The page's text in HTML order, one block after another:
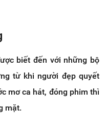
biết đến với những bộ
từ khi người đẹp quyết
mơ ca hát, đóng phim thì
mặt.